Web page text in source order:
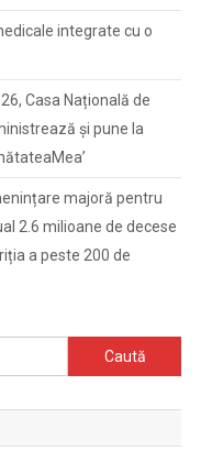
integrate cu o
Casa Națională de
și pune la
majoră pentru
2.6 milioane de decese
a peste 200 de
Caută
după: